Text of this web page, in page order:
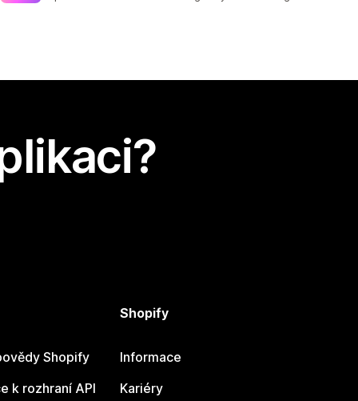
Shopify
k rozhraní API
Shopify
Informace
Kariéry